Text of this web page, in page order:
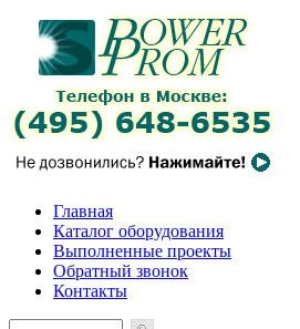
Главная
Каталог оборудования
Выполненные проекты
Обратный звонок
Контакты